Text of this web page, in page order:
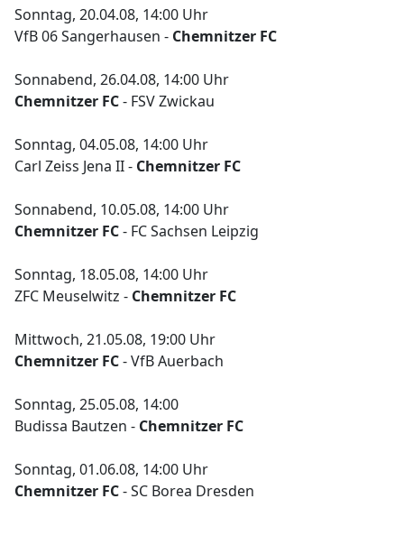
Sonntag, 20.04.08, 14:00 Uhr
VfB 06 Sangerhausen - Chemnitzer FC
Sonnabend, 26.04.08, 14:00 Uhr
Chemnitzer FC- FSV Zwickau
Sonntag, 04.05.08, 14:00 Uhr
Carl Zeiss Jena II - Chemnitzer FC
Sonnabend, 10.05.08, 14:00 Uhr
Chemnitzer FC- FC Sachsen Leipzig
Sonntag, 18.05.08, 14:00 Uhr
ZFC Meuselwitz - Chemnitzer FC
Mittwoch, 21.05.08, 19:00 Uhr
Chemnitzer FC- VfB Auerbach
Sonntag, 25.05.08, 14:00
Budissa Bautzen - Chemnitzer FC
Sonntag, 01.06.08, 14:00 Uhr
Chemnitzer FC- SC Borea Dresden